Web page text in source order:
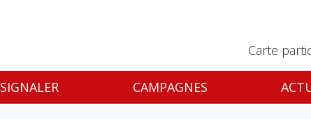
Carte
SIGNALER CAMPAGNES